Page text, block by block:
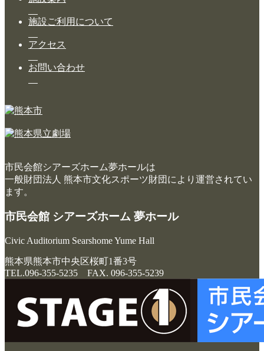
施設ご利用について
アクセス
お問い合わせ
市民会館シアーズホーム夢ホールは
一般財団法人 熊本市文化スポーツ財団により運営されてい
ます。
市民会館 シアーズホーム 夢ホール
Civic Auditorium Searshome Yume Hall
熊本県熊本市中央区桜町1番3号
TEL.096-355-5235 FAX. 096-355-5239